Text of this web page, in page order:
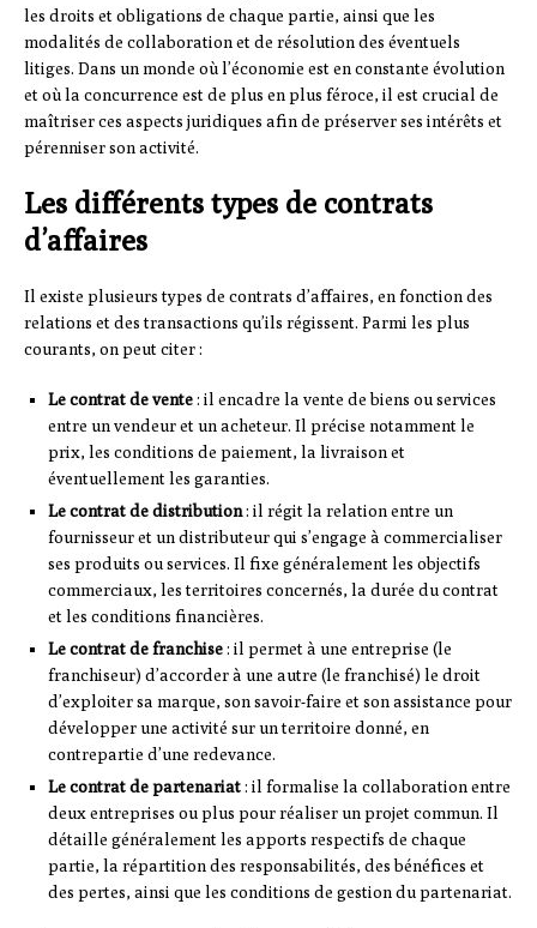
les droits et obligations de chaque partie, ainsi que les
modalités de collaboration et de résolution des éventuels
litiges. Dans un monde où l’économie est en constante évolution
et où la concurrence est de plus en plus féroce, il est crucial de
maîtriser ces aspects juridiques afin de préserver ses intérêts et
pérenniser son activité.
Les différents types de contrats
d’affaires
Il existe plusieurs types de contrats d’affaires, en fonction des
relations et des transactions qu’ils régissent. Parmi les plus
courants, on peut citer :
Le contrat de vente: il encadre la vente de biens ou services
entre un vendeur et un acheteur. Il précise notamment le
prix, les conditions de paiement, la livraison et
éventuellement les garanties.
Le contrat de distribution: il régit la relation entre un
fournisseur et un distributeur qui s’engage à commercialiser
ses produits ou services. Il fixe généralement les objectifs
commerciaux, les territoires concernés, la durée du contrat
et les conditions financières.
Le contrat de franchise: il permet à une entreprise (le
franchiseur) d’accorder à une autre (le franchisé) le droit
d’exploiter sa marque, son savoir-faire et son assistance pour
développer une activité sur un territoire donné, en
contrepartie d’une redevance.
Le contrat de partenariat: il formalise la collaboration entre
deux entreprises ou plus pour réaliser un projet commun. Il
détaille généralement les apports respectifs de chaque
partie, la répartition des responsabilités, des bénéfices et
des pertes, ainsi que les conditions de gestion du partenariat.